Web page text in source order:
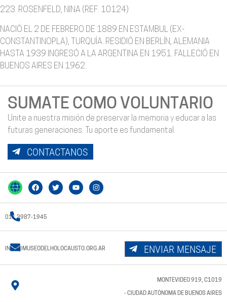
223. ROSENFELD, NINA (REF. 10124)
NACIÓ EL 2 DE FEBRERO DE 1889 EN ESTAMBUL (EX-
CONSTANTINOPLA), TURQUÍA. RESIDIÓ EN BERLÍN, ALEMANIA
HASTA 1939 INGRESÓ A LA ARGENTINA EN 1951. FALLECIÓ EN
BUENOS AIRES EN 1962.
SUMATE COMO VOLUNTARIO
Unite a nuestra misión de preservar la memoria y educar a las
futuras generaciones. Tu aporte es fundamental.
CONTACTANOS
011 3987-1945
INFO@MUSEODELHOLOCAUSTO.ORG.AR ENVIAR MENSAJE
MONTEVIDEO 919, C1019
- CIUDAD AUTÓNOMA DE BUENOS AIRES